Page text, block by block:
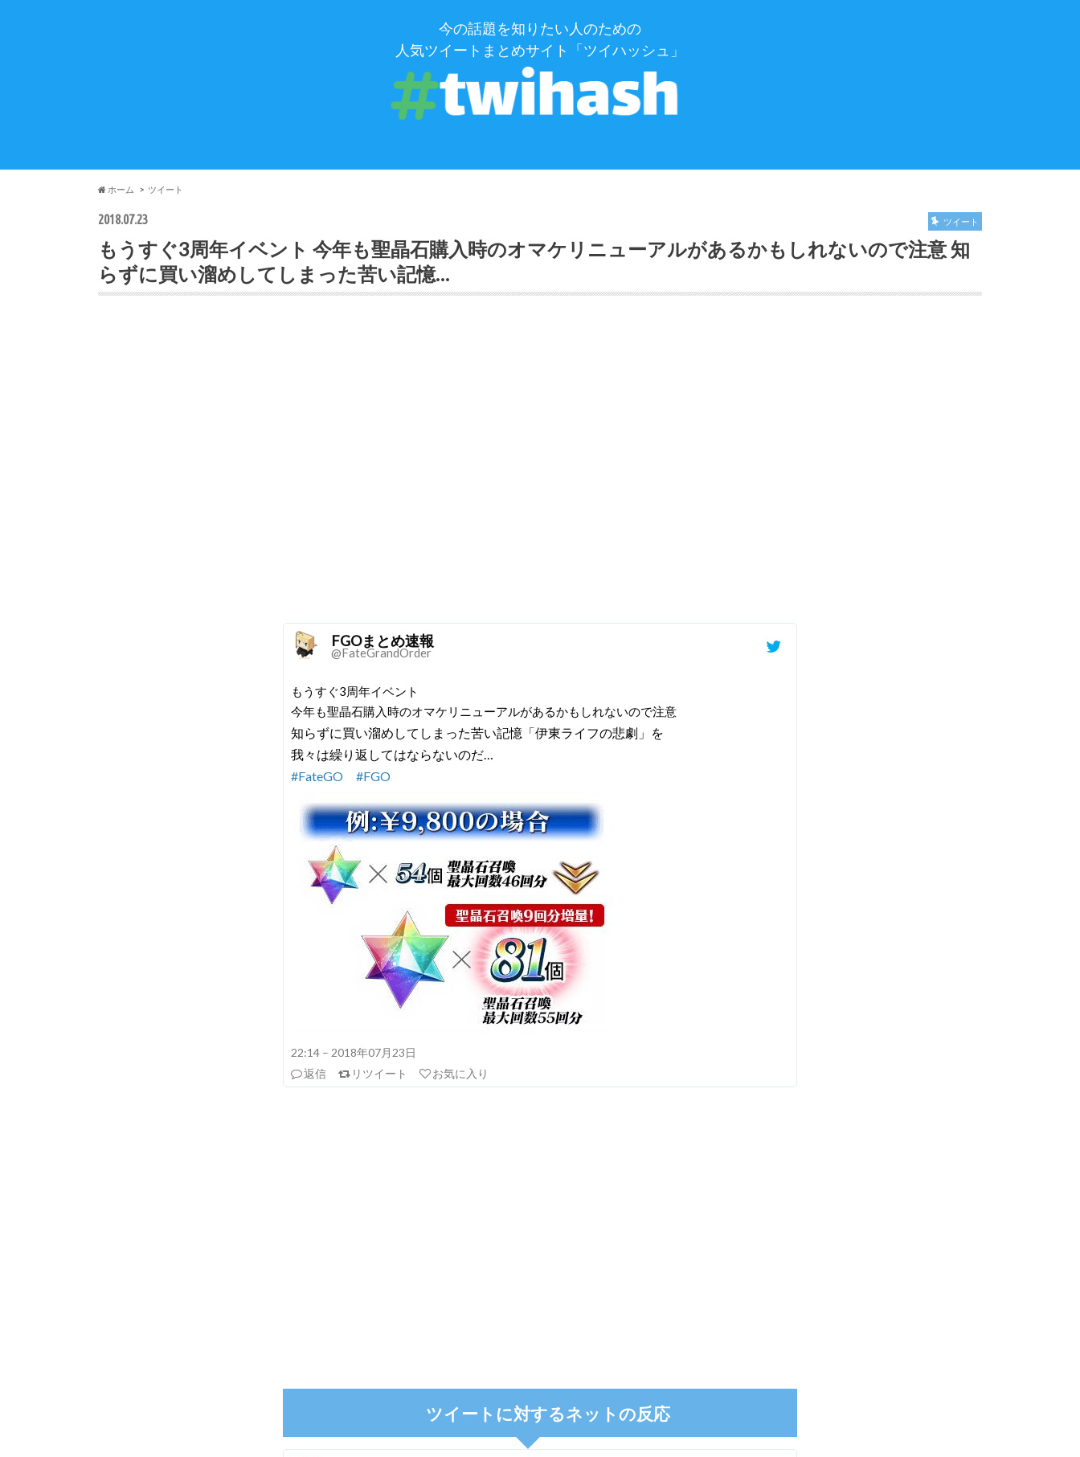
今の話題を知りたい人のための
人気ツイートまとめサイト「ツイハッシュ」
ホーム ツイート
2018.07.23 ツイート
もうすぐ3周年イベント 今年も聖晶石購入時のオマケリニューアルがあるかもしれないので注意 知
らずに買い溜めしてしまった苦い記憶…
FGOまとめ速報
@FateGrandOrder
もうすぐ3周年イベント
今年も聖晶石購入時のオマケリニューアルがあるかもしれないので注意
知らずに買い溜めしてしまった苦い記憶「伊東ライフの悲劇」を
我々は繰り返してはならないのだ…
#FateGO
#FGO
22:14 – 2018年07月23日
返信
リツイート お気に入り
ツイートに対するネットの反応